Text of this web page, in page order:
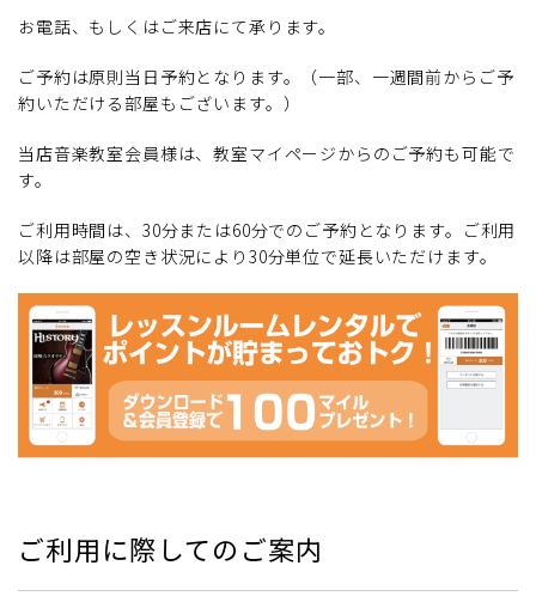
お電話、もしくはご来店にて承ります。
ご予約は原則当日予約となります。（一部、一週間前からご予
約いただける部屋もございます。）
当店音楽教室会員様は、教室マイページからのご予約も可能で
す。
ご利用時間は、30分または60分でのご予約となります。ご利用
以降は部屋の空き状況により30分単位で延長いただけます。
ご利用に際してのご案内